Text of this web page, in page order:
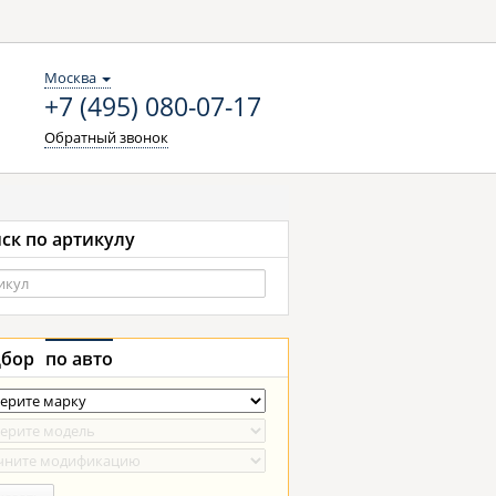
Москва
+7 (495) 080-07-17
Обратный звонок
по артикулу
по авто